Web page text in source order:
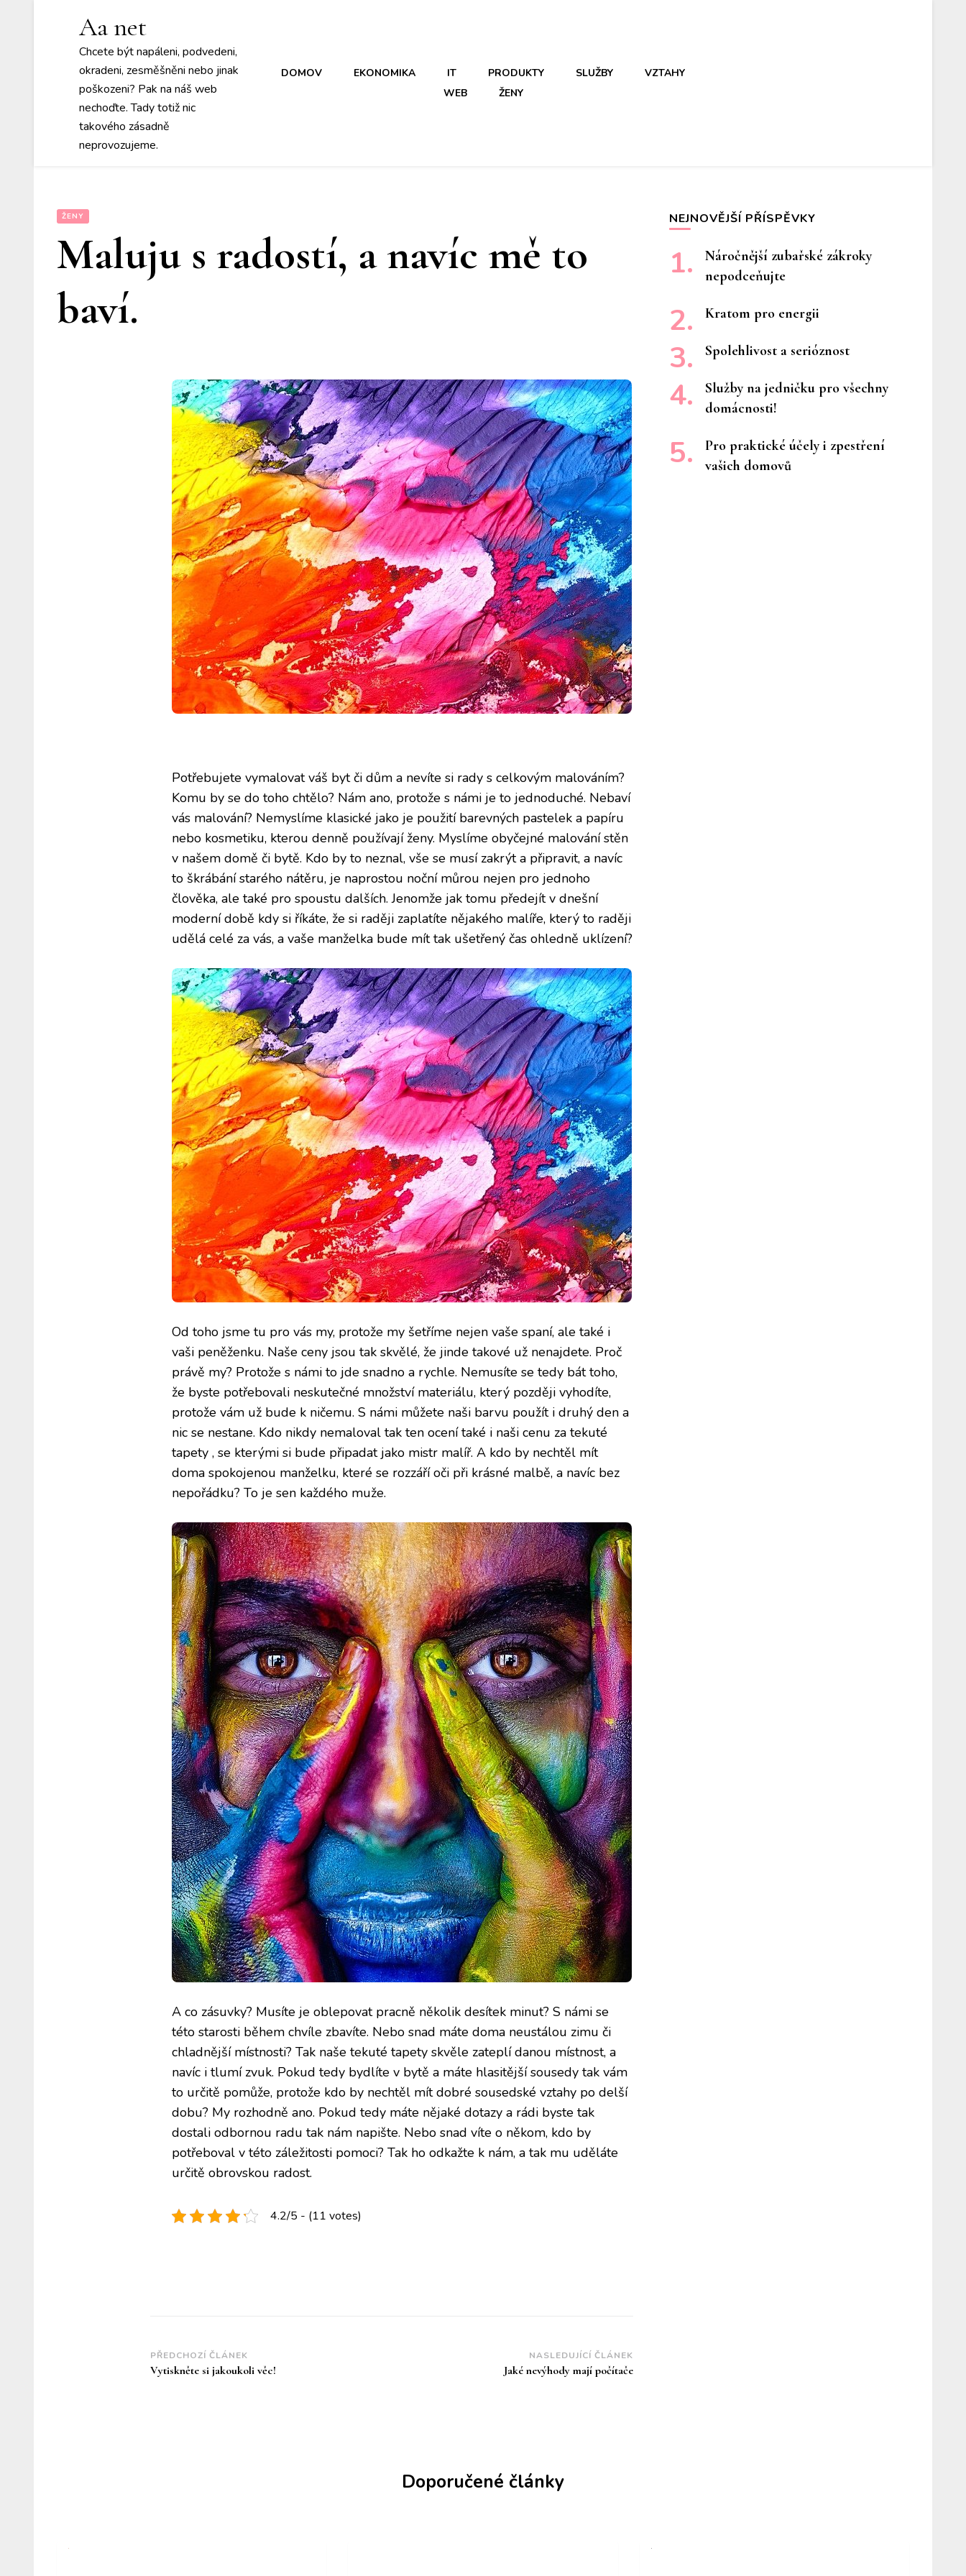
Aa net
Chcete být napáleni, podvedeni,
okradeni, zesměšněni nebo jinak
poškozeni? Pak na náš web
nechoďte. Tady totiž nic
takového zásadně
neprovozujeme.
DOMOV EKONOMIKA IT PRODUKTY SLUŽBY
VZTAHY
WEB
ŽENY
ŽENY
Maluju s radostí, a navíc mě to
baví.
Potřebujete vymalovat váš byt či dům a nevíte si rady s celkovým malováním?
Komu by se do toho chtělo? Nám ano, protože s námi je to jednoduché. Nebaví
vás malování? Nemyslíme klasické jako je použití barevných pastelek a papíru
nebo kosmetiku, kterou denně používají ženy. Myslíme obyčejné malování stěn
v našem domě či bytě. Kdo by to neznal, vše se musí zakrýt a připravit, a navíc
to škrábání starého nátěru, je naprostou noční můrou nejen pro jednoho
člověka, ale také pro spoustu dalších. Jenomže jak tomu předejít v dnešní
moderní době kdy si říkáte, že si raději zaplatíte nějakého malíře, který to raději
udělá celé za vás, a vaše manželka bude mít tak ušetřený čas ohledně uklízení?
Od toho jsme tu pro vás my, protože my šetříme nejen vaše spaní, ale také i
vaši peněženku. Naše ceny jsou tak skvělé, že jinde takové už nenajdete. Proč
právě my? Protože s námi to jde snadno a rychle. Nemusíte se tedy bát toho,
že byste potřebovali neskutečné množství materiálu, který později vyhodíte,
protože vám už bude k ničemu. S námi můžete naši barvu použít i druhý den a
nic se nestane. Kdo nikdy nemaloval tak ten ocení také i naši cenu za tekuté
tapety , se kterými si bude připadat jako mistr malíř. A kdo by nechtěl mít
doma spokojenou manželku, které se rozzáří oči při krásné malbě, a navíc bez
nepořádku? To je sen každého muže.
A co zásuvky? Musíte je oblepovat pracně několik desítek minut? S námi se
této starosti během chvíle zbavíte. Nebo snad máte doma neustálou zimu či
chladnější místnosti? Tak naše tekuté tapety skvěle zateplí danou místnost, a
navíc i tlumí zvuk. Pokud tedy bydlíte v bytě a máte hlasitější sousedy tak vám
to určitě pomůže, protože kdo by nechtěl mít dobré sousedské vztahy po delší
dobu? My rozhodně ano. Pokud tedy máte nějaké dotazy a rádi byste tak
dostali odbornou radu tak nám napište. Nebo snad víte o někom, kdo by
potřeboval v této záležitosti pomoci? Tak ho odkažte k nám, a tak mu uděláte
určitě obrovskou radost.
4.2/5 - (11 votes)
Navigace
příspěvku
PŘEDCHOZÍ ČLÁNEK
Vytiskněte si jakoukoli věc!
NASLEDUJÍCÍ ČLÁNEK
Jaké nevýhody mají počítače
NEJNOVĚJŠÍ PŘÍSPĚVKY
Náročnější zubařské zákroky
nepodceňujte
Kratom pro energii
Spolehlivost a serióznost
Služby na jedničku pro všechny
domácnosti!
Pro praktické účely i zpestření
vašich domovů
Doporučené články